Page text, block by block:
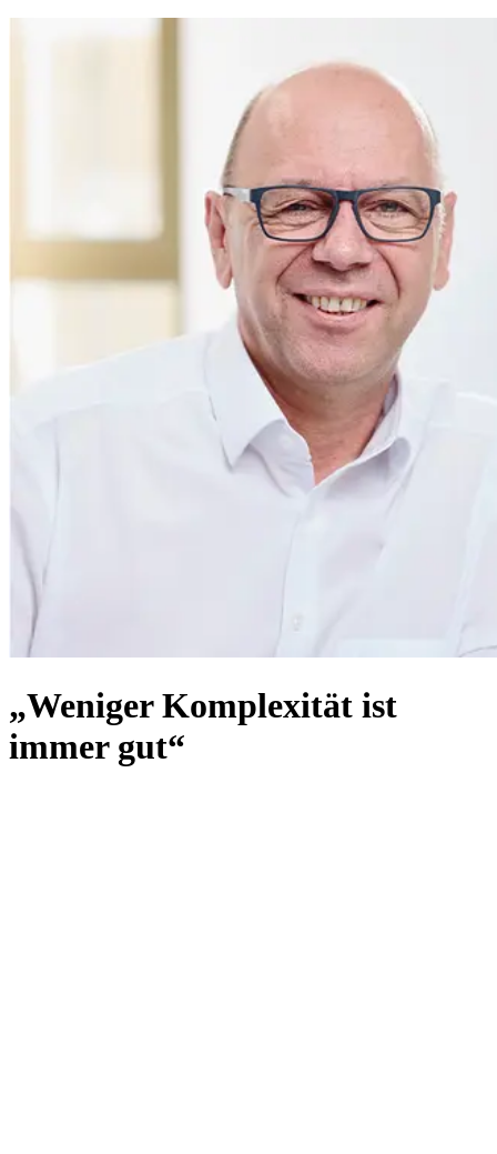
„Weniger Komplexität ist
immer gut“